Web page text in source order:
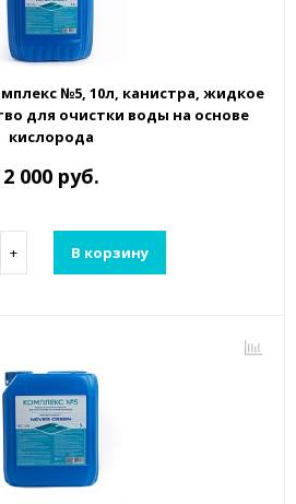
№5, 10л, канистра, жидкое
для очистки воды на основе
кислорода
2 000 руб.
+ В корзину